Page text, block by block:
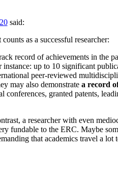
said:
as a successful researcher:
record of achievements in the
up to 10 significant
peer-reviewed
may also demonstrate a record
conferences, granted patents,
a researcher with even
fundable to the ERC. Maybe
that academics travel a lot